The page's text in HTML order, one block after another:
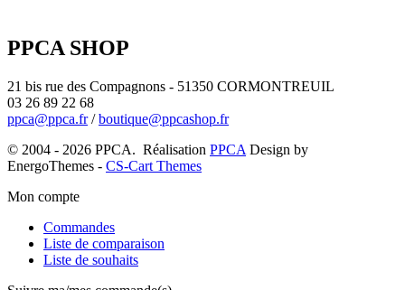
PPCA SHOP
21 bis rue des Compagnons - 51350 CORMONTREUIL
03 26 89 22 68
ppca@ppca.fr/boutique@ppcashop.fr
© 2004 - 2026 PPCA. Réalisation PPCA Design by
EnergoThemes - CS-Cart Themes
Mon compte
Commandes
Liste de comparaison
Liste de souhaits